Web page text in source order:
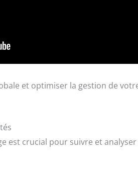
et optimiser la gestion de
est crucial pour suivre et